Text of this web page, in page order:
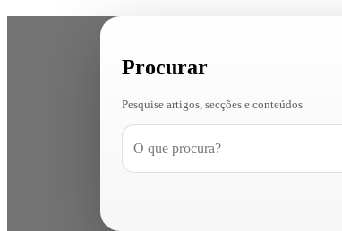
Procurar
Pesquise artigos, secções e conteúdos